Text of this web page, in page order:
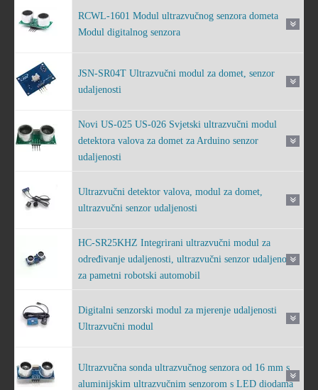
RCWL-1601 Modul ultrazvučnog senzora dometa
Modul digitalnog senzora
JSN-SR04T Ultrazvučni modul za domet, senzor
udaljenosti
Novi US-025 US-026 Svjetski ultrazvučni modul
detektora valova za domet za Arduino senzor
udaljenosti
Ultrazvučni detektor valova, modul za domet,
ultrazvučni senzor udaljenosti
HC-SR25KHZ Integrirani ultrazvučni modul za
određivanje udaljenosti, ultrazvučni senzor udaljenosti
za pametni robotski automobil
Digitalni senzorski modul za mjerenje udaljenosti
Ultrazvučni modul
Ultrazvučna sonda ultrazvučnog senzora od 16 mm s
aluminijskim ultrazvučnim senzorom s LED diodama